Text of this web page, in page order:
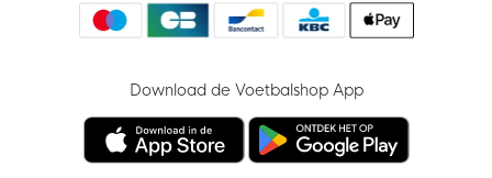
Download de Voetbalshop App